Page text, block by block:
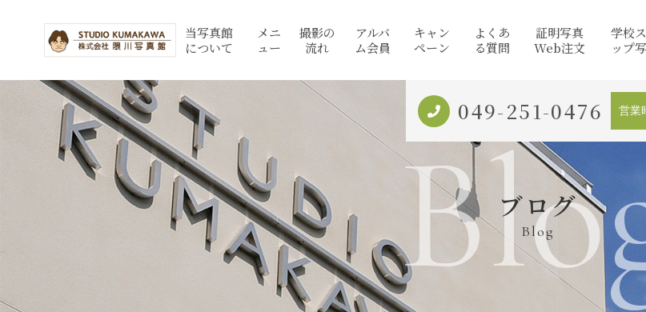
当写真館
について
メニ
ュー
撮影の
流れ
アルバ
ム会員
キャン
ペーン
よくあ
る質問
証明写真
Web注文
学校
ップ
ブログ
Blog
049-251-0476 営業